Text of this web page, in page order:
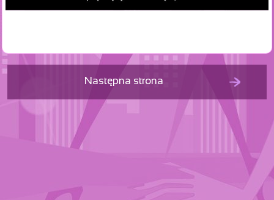
Następna strona